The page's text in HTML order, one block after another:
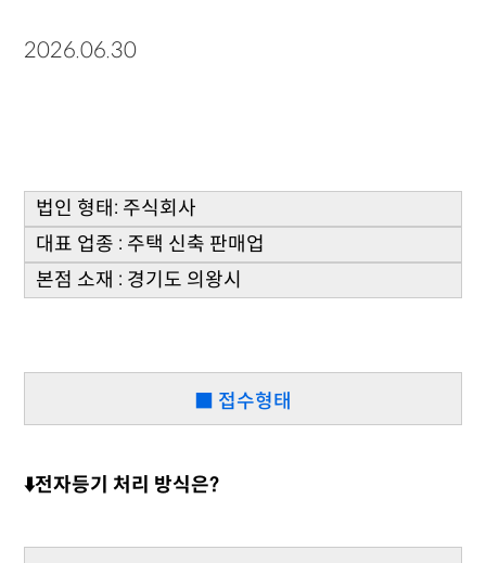
2026.06.30
법인 형태: 주식회사
대표 업종 : 주택 신축 판매업
본점 소재 : 경기도 의왕시
■ 접수형태
⬇️전자등기 처리 방식은?